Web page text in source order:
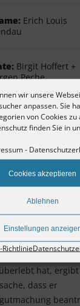
wir unsere
anpassen. Sie
von Cookies
finden Sie in
-
Cookies akzeptieren
Ablehnen
Einstellungen
Richtlinie
Erich Louis
Birgit Hoffert +
Peche
Landau
1904 in
von Louis und
Italien. Als der
die Mutter
zu einem
Datum ins KZ
deportiert.
hat,
dass er